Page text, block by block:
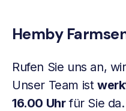
Hemby
Rufen Sie uns an,
Unser Team ist
16.00 Uhrfür Sie da.